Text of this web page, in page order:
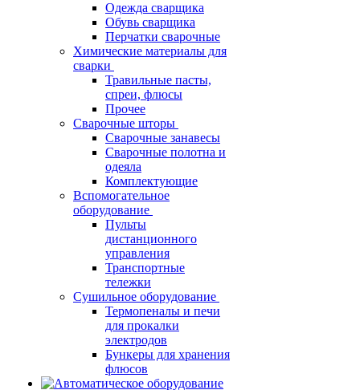
Одежда сварщика
Обувь сварщика
Перчатки сварочные
Химические материалы для
сварки
Травильные пасты,
спреи, флюсы
Прочее
Сварочные шторы
Сварочные занавесы
Сварочные полотна и
одеяла
Комплектующие
Вспомогательное
оборудование
Пульты
дистанционного
управления
Транспортные
тележки
Сушильное оборудование
Термопеналы и печи
для прокалки
электродов
Бункеры для хранения
флюсов